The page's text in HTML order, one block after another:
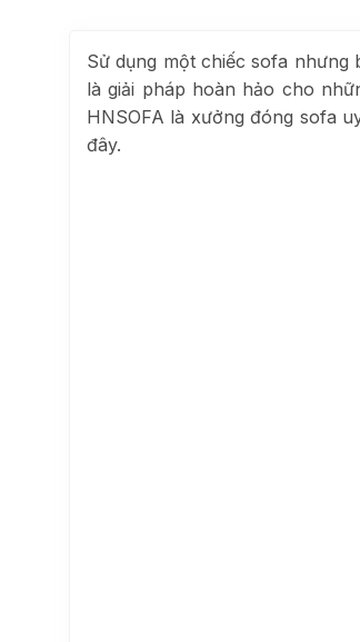
Sử dụng một chiếc sofa nhưng
là giải pháp hoàn hảo cho
HNSOFA là xưởng đóng sofa
đây.